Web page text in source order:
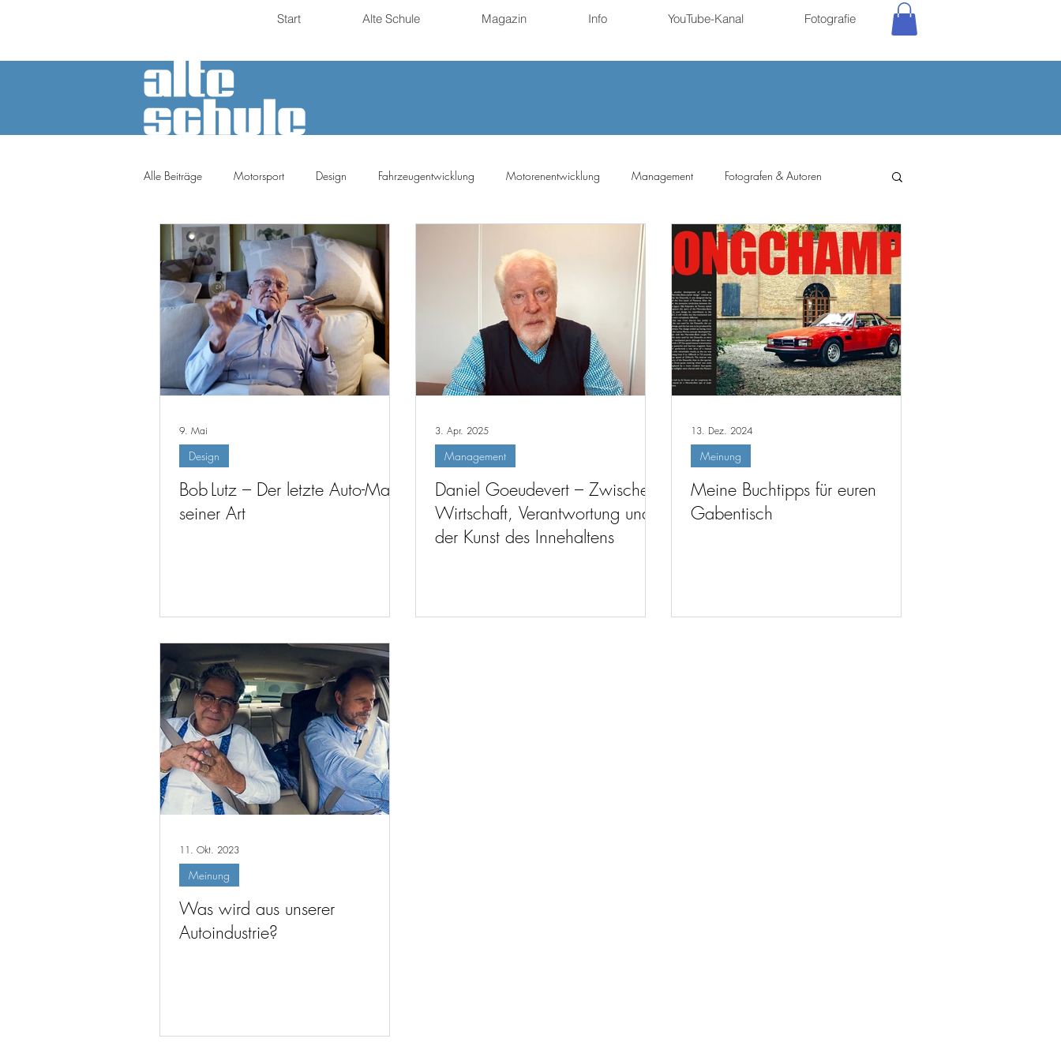
Start Alte Schule Magazin Info YouTube-Kanal Fotografie
Alle Beiträge Motorsport Design Fahrzeugentwicklung Motorenentwicklung Management Fotografen & Autoren
Petrolheads Meinung Tuning
Bob Lutz – Der letzte Auto-Mann
seiner Art
Design
9. Mai
Daniel Goeudevert – Zwischen
Wirtschaft, Verantwortung und
der Kunst des Innehaltens
Management
3. Apr. 2025
Meine Buchtipps für euren
Gabentisch
Meinung
13. Dez. 2024
Was wird aus unserer
Autoindustrie?
Meinung
11. Okt. 2023